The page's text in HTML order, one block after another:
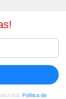
Política de